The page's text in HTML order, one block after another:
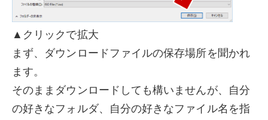
▲クリックで拡大
まず、ダウンロードファイルの保存場所を聞かれ
ます。
そのままダウンロードしても構いませんが、自分
の好きなフォルダ、自分の好きなファイル名を指